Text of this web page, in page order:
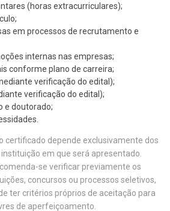
(horas extracurriculares);
em processos de recrutamento e
internas nas empresas;
conforme plano de carreira;
verificação do edital);
verificação do edital);
e doutorado;
certificado depende exclusivamente dos
em que será apresentado.
se verificar previamente os
concursos ou processos seletivos,
ter critérios próprios de aceitação para
de aperfeiçoamento.